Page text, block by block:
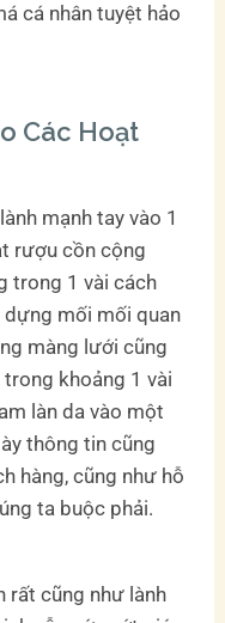
cá nhân tuyệt hảo
Các Hoạt
mạnh tay vào 1
rượu cồn cộng
trong 1 vài cách
mối mối quan
màng lưới cũng
khoảng 1 vài
làn da vào một
thông tin cũng
hàng, cũng như hỗ
ta buộc phải.
rất cũng như lành